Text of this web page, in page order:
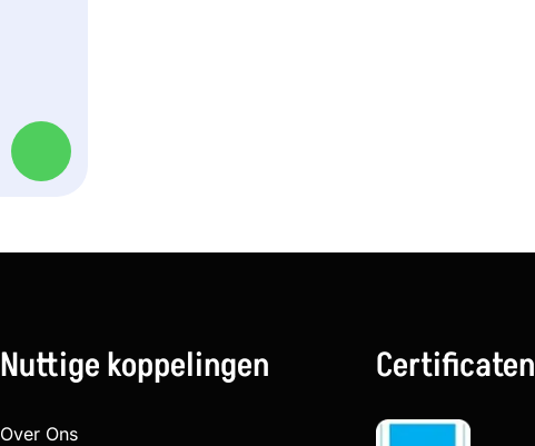
Nuttige koppelingen
Over Ons
Certificaten